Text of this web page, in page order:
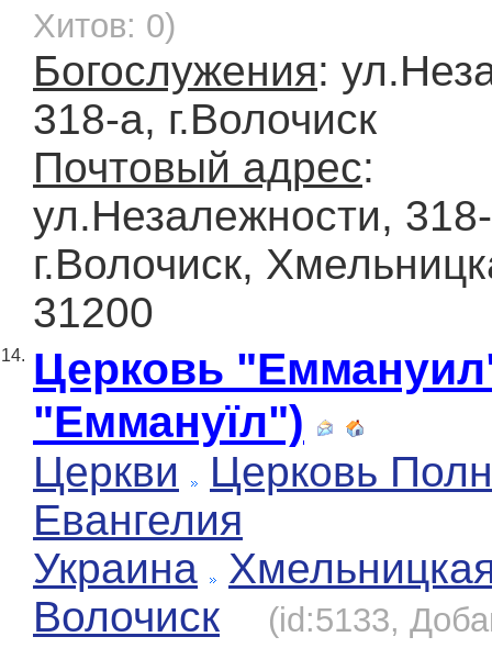
Хитов: 0)
Богослужения:
318-а, г.Волочиск
Почтовый адрес:
ул.Незалежности,
г.Волочиск,
31200
14. Церковь
"Еммануїл")
Церкви
Церковь
Евангелия
Украина
Волочиск
(id:5133,